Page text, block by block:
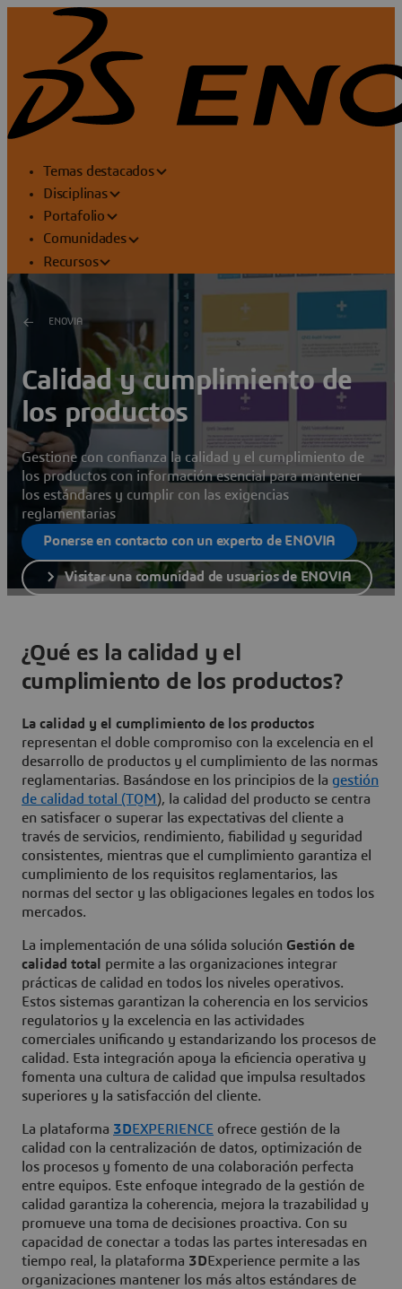
Temas destacados
Disciplinas
Portafolio
Comunidades
Recursos
ENOVIA
Calidad y cumplimiento de
los productos
Gestione con confianza la calidad y el cumplimiento de
los productos con información esencial para mantener
los estándares y cumplir con las exigencias
reglamentarias
Ponerse en contacto con un experto de ENOVIA
Visitar una comunidad de usuarios de ENOVIA
¿Qué es la calidad y el
cumplimiento de los productos?
La calidad y el cumplimiento de los productos
representan el doble compromiso con la excelencia en el
desarrollo de productos y el cumplimiento de las normas
reglamentarias. Basándose en los principios de la gestión
de calidad total (TQM ), la calidad del producto se centra
en satisfacer o superar las expectativas del cliente a
través de servicios, rendimiento, fiabilidad y seguridad
consistentes, mientras que el cumplimiento garantiza el
cumplimiento de los requisitos reglamentarios, las
normas del sector y las obligaciones legales en todos los
mercados.
La implementación de una sólida solución Gestión de
calidad total
permite a las organizaciones integrar
prácticas de calidad en todos los niveles operativos.
Estos sistemas garantizan la coherencia en los servicios
regulatorios y la excelencia en las actividades
comerciales unificando y estandarizando los procesos de
calidad. Esta integración apoya la eficiencia operativa y
fomenta una cultura de calidad que impulsa resultados
superiores y la satisfacción del cliente.
La plataforma 3DEXPERIENCE ofrece gestión de la
calidad con la centralización de datos, optimización de
los procesos y fomento de una colaboración perfecta
entre equipos. Este enfoque integrado de la gestión de
calidad garantiza la coherencia, mejora la trazabilidad y
promueve una toma de decisiones proactiva. Con su
capacidad de conectar a todas las partes interesadas en
tiempo real, la plataforma 3DExperience permite a las
organizaciones mantener los más altos estándares de